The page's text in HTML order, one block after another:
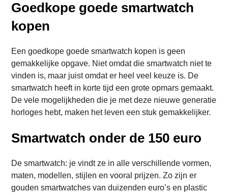
Goedkope goede smartwatch
kopen
Een goedkope goede smartwatch kopen is geen
gemakkelijke opgave. Niet omdat die smartwatch niet te
vinden is, maar juist omdat er heel veel keuze is. De
smartwatch heeft in korte tijd een grote opmars gemaakt.
De vele mogelijkheden die je met deze nieuwe generatie
horloges hebt, maken het leven een stuk gemakkelijker.
Smartwatch onder de 150 euro
De smartwatch: je vindt ze in alle verschillende vormen,
maten, modellen, stijlen en vooral prijzen. Zo zijn er
gouden smartwatches van duizenden euro’s en plastic